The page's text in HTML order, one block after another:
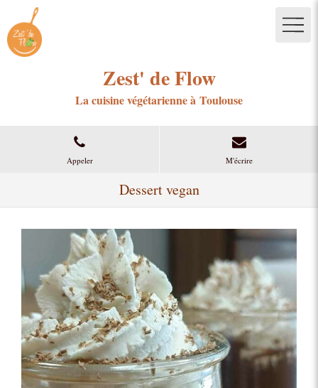
Zest' de Flow
La cuisine végétarienne à Toulouse
Appeler M'écrire
Dessert vegan